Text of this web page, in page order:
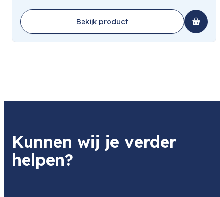
Bekijk product
Kunnen wij je verder
helpen?